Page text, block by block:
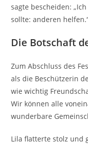
sagte bescheiden:
sollte: anderen
Die Botschaft
Zum Abschluss des
als die Beschützerin
wie wichtig
Wir können alle
wunderbare
Lila flatterte stolz und